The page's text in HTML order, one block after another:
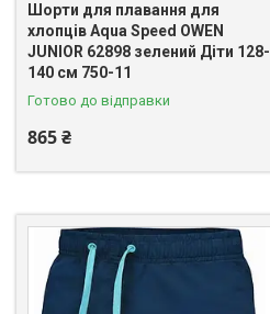
Шорти для плавання для
хлопців Aqua Speed OWEN
JUNIOR 62898 зелений Діти 128-
140 см 750-11
Готово до відправки
865 ₴